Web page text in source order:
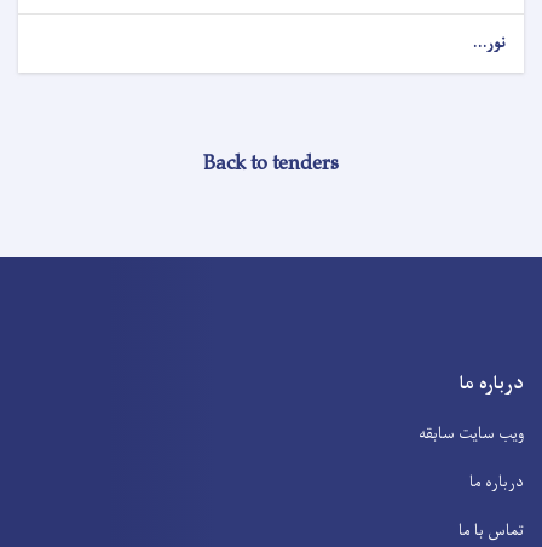
نور...
Back to tenders
درباره ما
ویب سایت سابقه
درباره ما
تماس با ما